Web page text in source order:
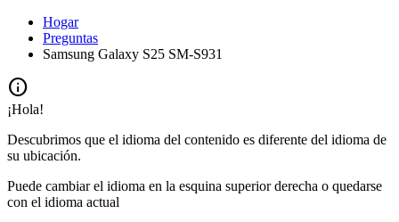
Hogar
Preguntas
Samsung Galaxy S25 SM-S931
info
¡Hola!
Descubrimos que el idioma del contenido es diferente del idioma de
su ubicación.
Puede cambiar el idioma en la esquina superior derecha o quedarse
con el idioma actual